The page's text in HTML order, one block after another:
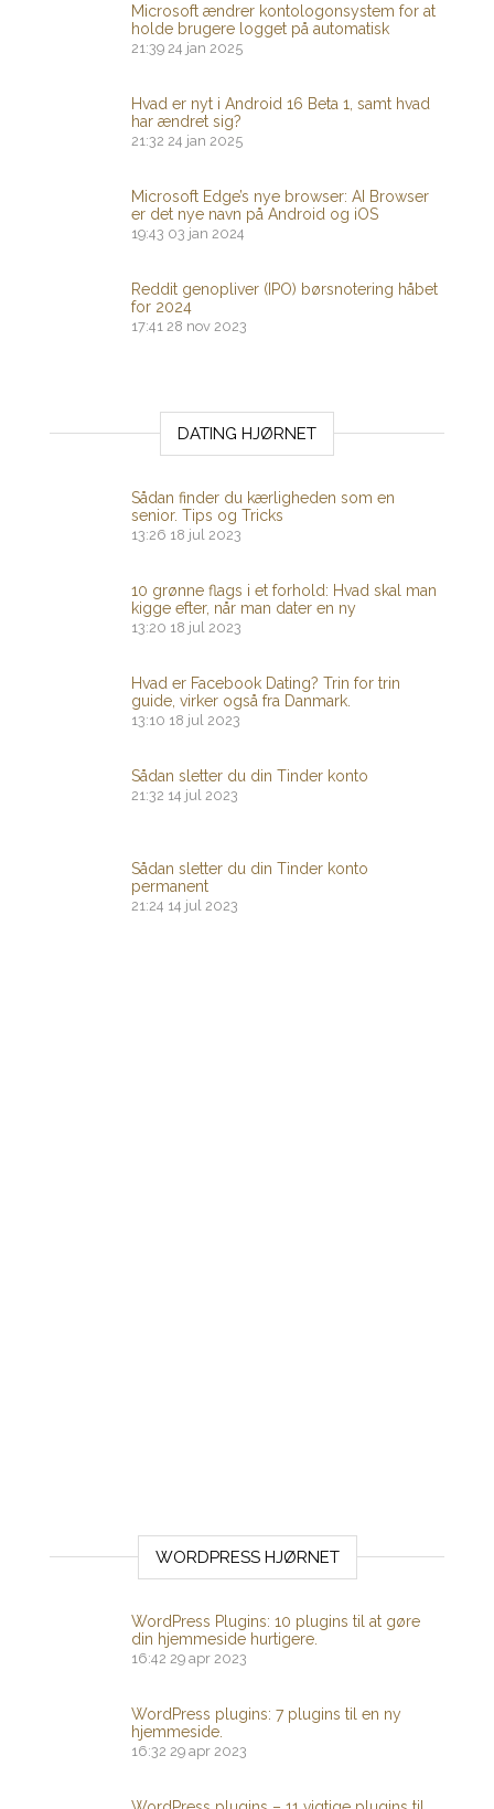
Microsoft ændrer kontologonsystem for at
holde brugere logget på automatisk
21:39 24 jan 2025
Hvad er nyt i Android 16 Beta 1, samt hvad
har ændret sig?
21:32 24 jan 2025
Microsoft Edge’s nye browser: AI Browser
er det nye navn på Android og iOS
19:43 03 jan 2024
Reddit genopliver (IPO) børsnotering håbet
for 2024
17:41 28 nov 2023
DATING HJØRNET
Sådan finder du kærligheden som en
senior. Tips og Tricks
13:26 18 jul 2023
10 grønne flags i et forhold: Hvad skal man
kigge efter, når man dater en ny
13:20 18 jul 2023
Hvad er Facebook Dating? Trin for trin
guide, virker også fra Danmark.
13:10 18 jul 2023
Sådan sletter du din Tinder konto
21:32 14 jul 2023
Sådan sletter du din Tinder konto
permanent
21:24 14 jul 2023
WORDPRESS HJØRNET
WordPress Plugins: 10 plugins til at gøre
din hjemmeside hurtigere.
16:42 29 apr 2023
WordPress plugins: 7 plugins til en ny
hjemmeside.
16:32 29 apr 2023